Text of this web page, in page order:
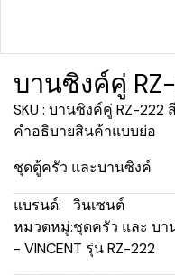
บานซิงค์คู่
SKU : บานซิงค์คู่ RZ-222
คำอธิบายสินค้าแบบย่อ
ชุดตู้ครัว และบานซิงค์
แบรนด์:
วินเซนต์
หมวดหมู่:ชุดครัว และ บ
- VINCENT รุ่น RZ-222